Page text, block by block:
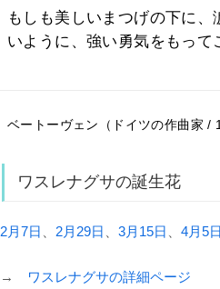
もしも美しいまつげの下に
いように、強い勇気をもって
ベートーヴェン（ドイツの作曲家 /
ワスレナグサの誕生花
2月7日 2月29日 3月15日 4月5日
→ ワスレナグサの詳細ページ